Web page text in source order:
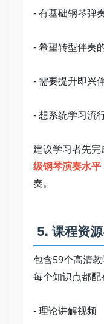
- 有基础钢琴弹
- 希望转型伴奏
- 需要提升即兴
- 想系统学习流
建议学习者先
级钢琴演奏水平
奏。
5. 课程资
包含59个高清教
每个知识点都配
- 理论讲解视频